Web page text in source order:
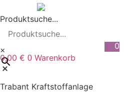
Inhalt
wechseln
Produktsuche...
×
0
0,00 € 0 Warenkorb
Trabant Kraftstoffanlage